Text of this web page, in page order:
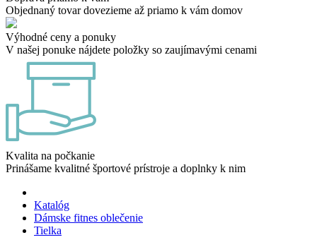
Objednaný tovar dovezieme až priamo k vám domov
Výhodné ceny a ponuky
V našej ponuke nájdete položky so zaujímavými cenami
Kvalita na počkanie
Prinášame kvalitné športové prístroje a doplnky k nim
Katalóg
Dámske fitnes oblečenie
Tielka